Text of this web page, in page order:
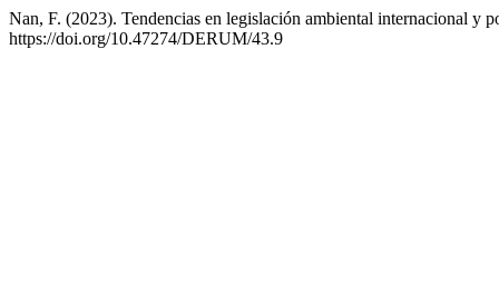
Nan, F. (2023). Tendencias en legislación ambiental internacional y
https://doi.org/10.47274/DERUM/43.9